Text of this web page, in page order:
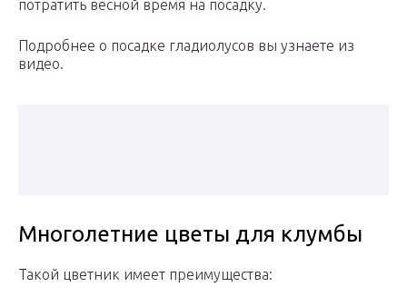
потратить весной время на посадку.
Подробнее о посадке гладиолусов вы узнаете из
видео.
Многолетние цветы для клумбы
Такой цветник имеет преимущества: